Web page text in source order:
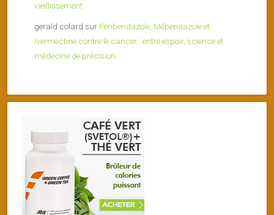
vieillissement
gerald colard sur Fenbendazole, Mébendazole et
Ivermectine contre le cancer : entre espoir, science et
médecine de précision